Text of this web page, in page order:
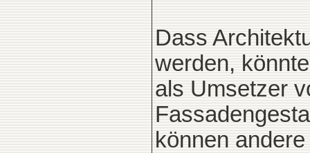
Dass
werden,
als Umsetzer
können